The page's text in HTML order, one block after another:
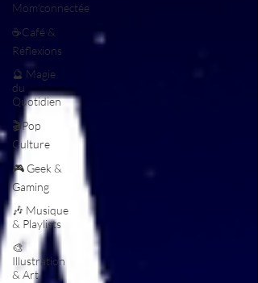
Mom'connectée
☕Café &
Réflexions
🔮 Magie
du
Quotidien
🎬Pop
Culture
🎮 Geek &
Gaming
🎶 Musique
& Playlists
🎨
Illustration
& Art